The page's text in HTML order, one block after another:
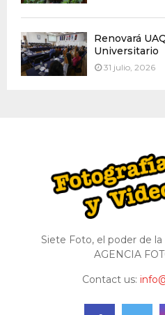
Renovará
Universitario
31 julio, 2026
Siete Foto, el poder de
AGENCIA
Contact us: